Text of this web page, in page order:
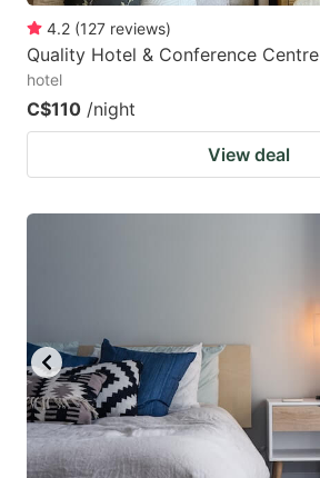
4.2 (127 reviews)
Quality Hotel & Conference Centre
hotel
C$110 /night
View deal